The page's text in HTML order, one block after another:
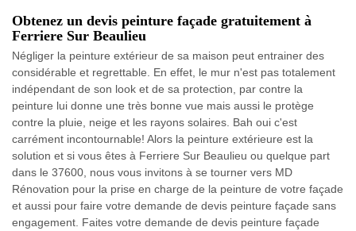
Obtenez un devis peinture façade gratuitement à
Ferriere Sur Beaulieu
Négliger la peinture extérieur de sa maison peut entrainer des
considérable et regrettable. En effet, le mur n'est pas totalement
indépendant de son look et de sa protection, par contre la
peinture lui donne une très bonne vue mais aussi le protège
contre la pluie, neige et les rayons solaires. Bah oui c'est
carrément incontournable! Alors la peinture extérieure est la
solution et si vous êtes à Ferriere Sur Beaulieu ou quelque part
dans le 37600, nous vous invitons à se tourner vers MD
Rénovation pour la prise en charge de la peinture de votre façade
et aussi pour faire votre demande de devis peinture façade sans
engagement. Faites votre demande de devis peinture façade